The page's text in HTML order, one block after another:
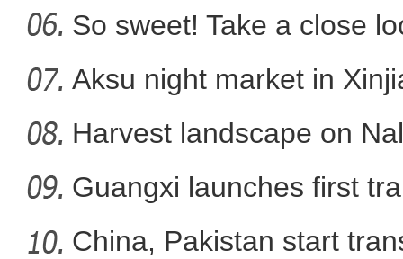
新疆阿克苏：国家湿地公
So sweet! Take a close
Aksu night market in
Harvest landscape on
Guangxi launches first
China, Pakistan start